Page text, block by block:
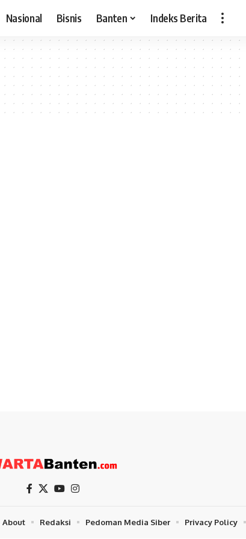
Nasional Bisnis Banten Indeks Berita
About Redaksi Pedoman Media Siber Privacy Policy